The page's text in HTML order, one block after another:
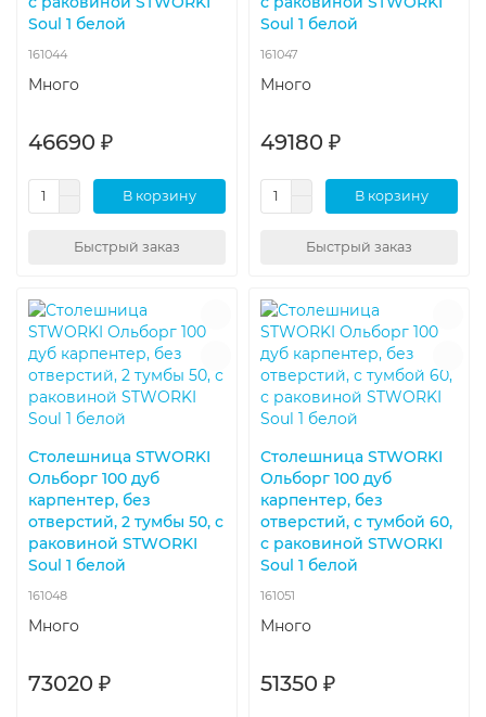
Soul 1 белой
161044
Много
46690 ₽
В корзину
Быстрый заказ
Soul 1 белой
161047
Много
49180 ₽
В корзину
Быстрый заказ
Столешница STWORKI
Ольборг 100 дуб
карпентер, без
отверстий, 2 тумбы 50, с
раковиной STWORKI
Soul 1 белой
161048
Много
73020 ₽
Столешница STWORKI
Ольборг 100 дуб
карпентер, без
отверстий, с тумбой 60,
с раковиной STWORKI
Soul 1 белой
161051
Много
51350 ₽